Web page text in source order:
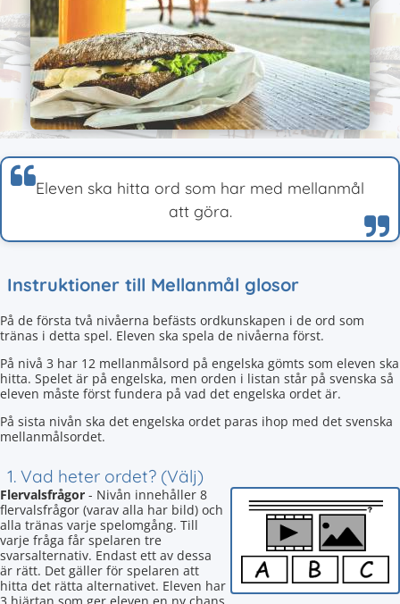
Eleven ska hitta ord som har med mellanmål
att göra.
Instruktioner till Mellanmål glosor
På de första två nivåerna befästs ordkunskapen i de ord som
tränas i detta spel. Eleven ska spela de nivåerna först.
På nivå 3 har 12 mellanmålsord på engelska gömts som eleven ska
hitta. Spelet är på engelska, men orden i listan står på svenska så
eleven måste först fundera på vad det engelska ordet är.
På sista nivån ska det engelska ordet paras ihop med det svenska
mellanmålsordet.
1. Vad heter ordet? (Välj)
Flervalsfrågor - Nivån innehåller 8
flervalsfrågor (varav alla har bild) och
alla tränas varje spelomgång. Till
varje fråga får spelaren tre
svarsalternativ. Endast ett av dessa
är rätt. Det gäller för spelaren att
hitta det rätta alternativet. Eleven har